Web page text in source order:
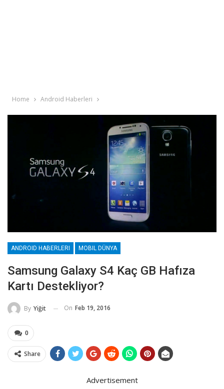
Home Android Haberleri
ANDROID HABERLERI MOBIL DÜNYA
Samsung Galaxy S4 Kaç GB Hafıza
Kartı Destekliyor?
By Yiğit On Feb 19, 2016
0
Share
Advertisement